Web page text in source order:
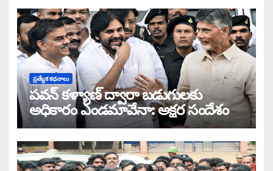
ప్రత్యేక కధనాలు
పవన్ కళ్యాణ్ ద్వారా బడుగులకు
అధికారం ఎండమావేనా: అక్షర సందేశం